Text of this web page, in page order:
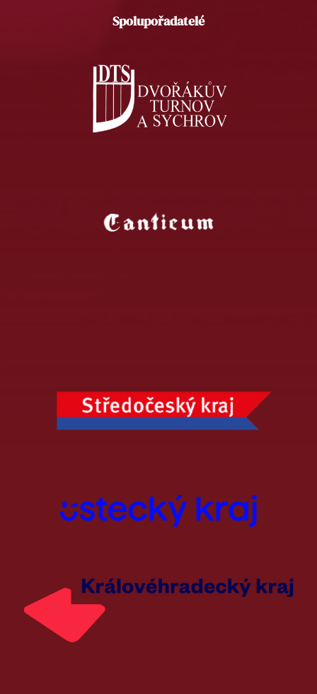
Spolupořadatelé